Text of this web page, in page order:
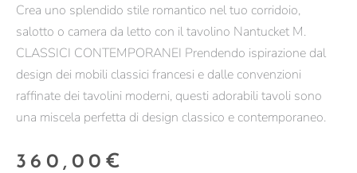
Crea uno splendido stile romantico nel tuo corridoio,
salotto o camera da letto con il tavolino Nantucket M.
CLASSICI CONTEMPORANEI Prendendo ispirazione dal
design dei mobili classici francesi e dalle convenzioni
raffinate dei tavolini moderni, questi adorabili tavoli sono
una miscela perfetta di design classico e contemporaneo.
360,00 €